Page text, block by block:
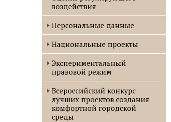
воздействия
Персональные данные
Национальные проекты
Экспериментальный
правовой режим
Всероссийский конкурс
лучших проектов создания
комфортной городской
среды